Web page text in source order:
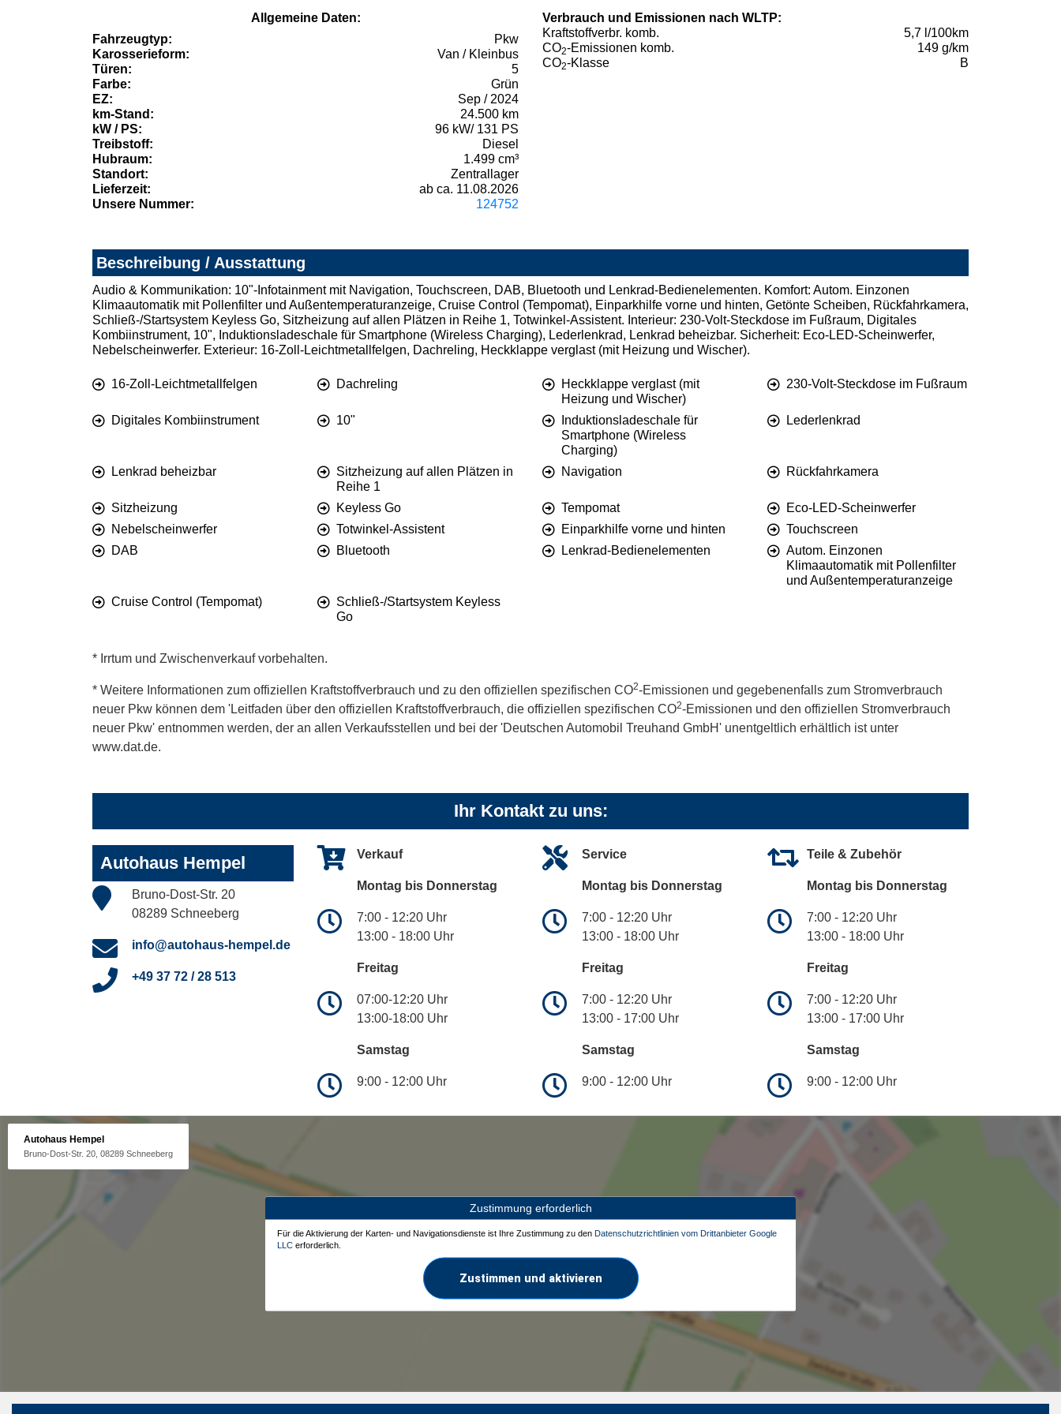
Allgemeine Daten:
Fahrzeugtyp:
Pkw
Karosserieform:
Van / Kleinbus
Türen:
5
Farbe:
Grün
EZ:
Sep / 2024
km-Stand:
24.500 km
kW / PS:
96 kW/ 131 PS
Treibstoff:
Diesel
Hubraum:
1.499 cm³
Standort:
Zentrallager
Lieferzeit:
ab ca. 11.08.2026
Unsere Nummer:
124752
Verbrauch und Emissionen nach WLTP:
Kraftstoffverbr. komb.
5,7 l/100km
CO2-Emissionen komb.
149 g/km
CO2-Klasse B
Beschreibung / Ausstattung
Audio & Kommunikation: 10"-Infotainment mit Navigation, Touchscreen, DAB, Bluetooth und Lenkrad-Bedienelementen. Komfort: Autom. Einzonen
Klimaautomatik mit Pollenfilter und Außentemperaturanzeige, Cruise Control (Tempomat), Einparkhilfe vorne und hinten, Getönte Scheiben, Rückfahrkamera,
Schließ-/Startsystem Keyless Go, Sitzheizung auf allen Plätzen in Reihe 1, Totwinkel-Assistent. Interieur: 230-Volt-Steckdose im Fußraum, Digitales
Kombiinstrument, 10", Induktionsladeschale für Smartphone (Wireless Charging), Lederlenkrad, Lenkrad beheizbar. Sicherheit: Eco-LED-Scheinwerfer,
Nebelscheinwerfer. Exterieur: 16-Zoll-Leichtmetallfelgen, Dachreling, Heckklappe verglast (mit Heizung und Wischer).
16-Zoll-Leichtmetallfelgen Dachreling
Heckklappe verglast (mit
Heizung und Wischer)
230-Volt-Steckdose im Fußraum
Digitales Kombiinstrument 10"
Induktionsladeschale für
Smartphone (Wireless
Charging)
Lederlenkrad
Lenkrad beheizbar
Sitzheizung auf allen Plätzen in
Reihe 1
Navigation Rückfahrkamera
Sitzheizung Keyless Go Tempomat
Eco-LED-Scheinwerfer
Nebelscheinwerfer
Totwinkel-Assistent Einparkhilfe vorne und hinten
Touchscreen
DAB
Bluetooth Lenkrad-Bedienelementen
Autom. Einzonen
Klimaautomatik mit Pollenfilter
und Außentemperaturanzeige
Cruise Control (Tempomat)
Schließ-/Startsystem Keyless
Go
* Irrtum und Zwischenverkauf vorbehalten.
* Weitere Informationen zum offiziellen Kraftstoffverbrauch und zu den offiziellen spezifischen CO2-Emissionen und gegebenenfalls zum Stromverbrauch
neuer Pkw können dem 'Leitfaden über den offiziellen Kraftstoffverbrauch, die offiziellen spezifischen CO2-Emissionen und den offiziellen Stromverbrauch
neuer Pkw' entnommen werden, der an allen Verkaufsstellen und bei der 'Deutschen Automobil Treuhand GmbH' unentgeltlich erhältlich ist unter
www.dat.de.
Ihr Kontakt zu uns:
Autohaus Hempel
Bruno-Dost-Str. 20
08289 Schneeberg
info@autohaus-hempel.de
+49 37 72 / 28 513
Verkauf
Montag bis Donnerstag
7:00 - 12:20 Uhr
13:00 - 18:00 Uhr
Freitag
07:00-12:20 Uhr
13:00-18:00 Uhr
Samstag
9:00 - 12:00 Uhr
Service
Montag bis Donnerstag
7:00 - 12:20 Uhr
13:00 - 18:00 Uhr
Freitag
7:00 - 12:20 Uhr
13:00 - 17:00 Uhr
Samstag
9:00 - 12:00 Uhr
Teile & Zubehör
Montag bis Donnerstag
7:00 - 12:20 Uhr
13:00 - 18:00 Uhr
Freitag
7:00 - 12:20 Uhr
13:00 - 17:00 Uhr
Samstag
9:00 - 12:00 Uhr
Autohaus Hempel
Bruno-Dost-Str. 20, 08289 Schneeberg
Zustimmung erforderlich
Für die Aktivierung der Karten- und Navigationsdienste ist Ihre Zustimmung zu den Datenschutzrichtlinien vom Drittanbieter Google
LLC erforderlich.
Zustimmen und aktivieren